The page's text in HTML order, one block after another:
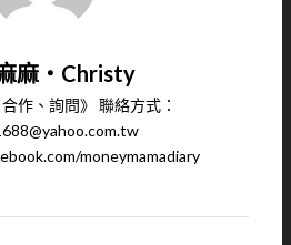
麻‧Christy
作、詢問》 聯絡方式：
moneymamadiary